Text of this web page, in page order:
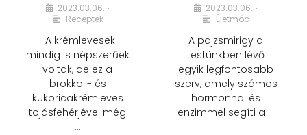
2023.03.06. •
Receptek
A krémlevesek
mindig is népszerűek
voltak, de ez a
brokkoli- és
kukoricakrémleves
tojásfehérjével még
…
2023.03.06. •
Életmód
A pajzsmirigy a
testünkben lévő
egyik legfontosabb
szerv, amely számos
hormonnal és
enzimmel segíti a …